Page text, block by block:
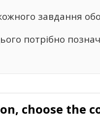
завдання
потрібно
choose the